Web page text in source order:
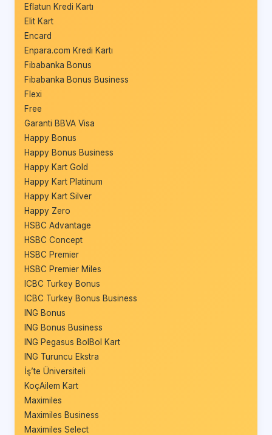
Eflatun Kredi Kartı
Elit Kart
Encard
Enpara.com Kredi Kartı
Fibabanka Bonus
Fibabanka Bonus Business
Flexi
Free
Garanti BBVA Visa
Happy Bonus
Happy Bonus Business
Happy Kart Gold
Happy Kart Platinum
Happy Kart Silver
Happy Zero
HSBC Advantage
HSBC Concept
HSBC Premier
HSBC Premier Miles
ICBC Turkey Bonus
ICBC Turkey Bonus Business
ING Bonus
ING Bonus Business
ING Pegasus BolBol Kart
ING Turuncu Ekstra
İş’te Üniversiteli
KoçAilem Kart
Maximiles
Maximiles Business
Maximiles Select